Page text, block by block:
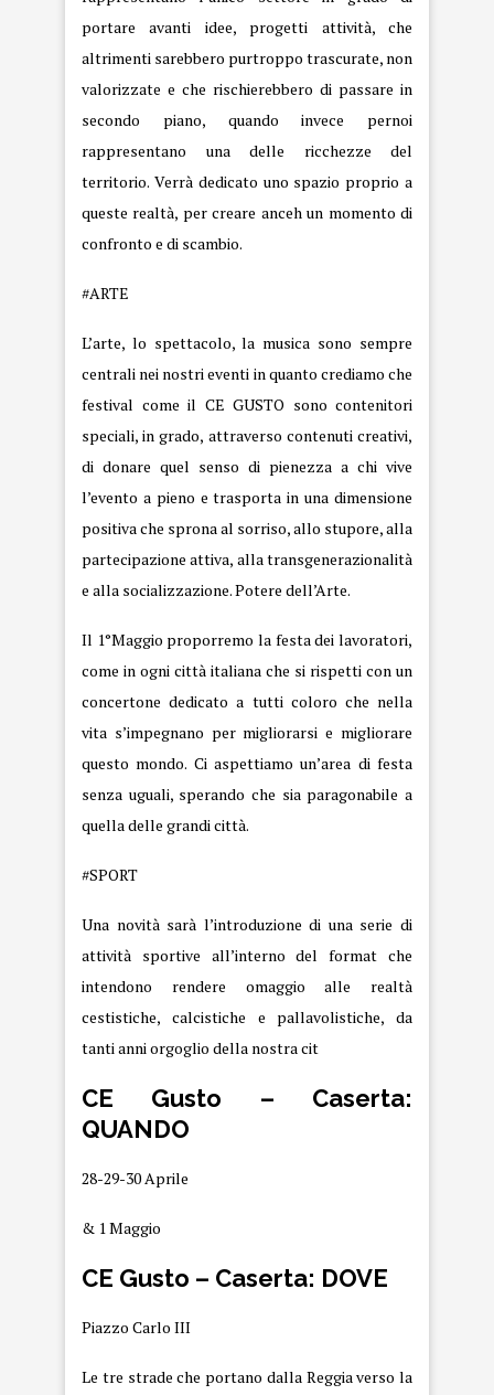
portare avanti idee, progetti attività, che
altrimenti sarebbero purtroppo trascurate, non
valorizzate e che rischierebbero di passare in
secondo piano, quando invece pernoi
rappresentano una delle ricchezze del
territorio. Verrà dedicato uno spazio proprio a
queste realtà, per creare anceh un momento di
confronto e di scambio.
#ARTE
L’arte, lo spettacolo, la musica sono sempre
centrali nei nostri eventi in quanto crediamo che
festival come il CE GUSTO sono contenitori
speciali, in grado, attraverso contenuti creativi,
di donare quel senso di pienezza a chi vive
l’evento a pieno e trasporta in una dimensione
positiva che sprona al sorriso, allo stupore, alla
partecipazione attiva, alla transgenerazionalità
e alla socializzazione. Potere dell’Arte.
Il 1°Maggio proporremo la festa dei lavoratori,
come in ogni città italiana che si rispetti con un
concertone dedicato a tutti coloro che nella
vita s’impegnano per migliorarsi e migliorare
questo mondo. Ci aspettiamo un’area di festa
senza uguali, sperando che sia paragonabile a
quella delle grandi città.
#SPORT
Una novità sarà l’introduzione di una serie di
attività sportive all’interno del format che
intendono rendere omaggio alle realtà
cestistiche, calcistiche e pallavolistiche, da
tanti anni orgoglio della nostra cit
CE Gusto – Caserta:
QUANDO
28-29-30 Aprile
& 1 Maggio
CE Gusto – Caserta: DOVE
Piazzo Carlo III
Le tre strade che portano dalla Reggia verso la